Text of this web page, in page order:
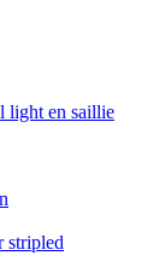
light en saillie
stripled